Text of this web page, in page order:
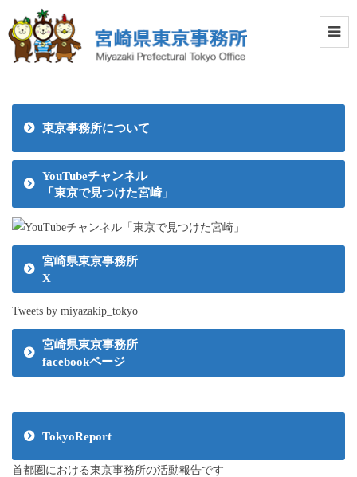
東京事務所について
YouTubeチャンネル
「東京で見つけた宮崎」
宮崎県東京事務所
X
Tweets by miyazakip_tokyo
宮崎県東京事務所
facebookページ
TokyoReport
首都圏における東京事務所の活動報告です